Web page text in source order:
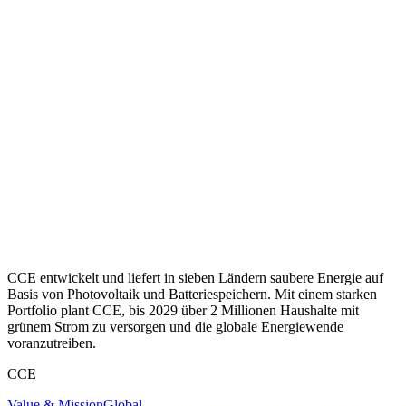
CCE entwickelt und liefert in sieben Ländern saubere Energie auf
Basis von Photovoltaik und Batteriespeichern. Mit einem starken
Portfolio plant CCE, bis 2029 über 2 Millionen Haushalte mit
grünem Strom zu versorgen und die globale Energiewende
voranzutreiben.
CCE